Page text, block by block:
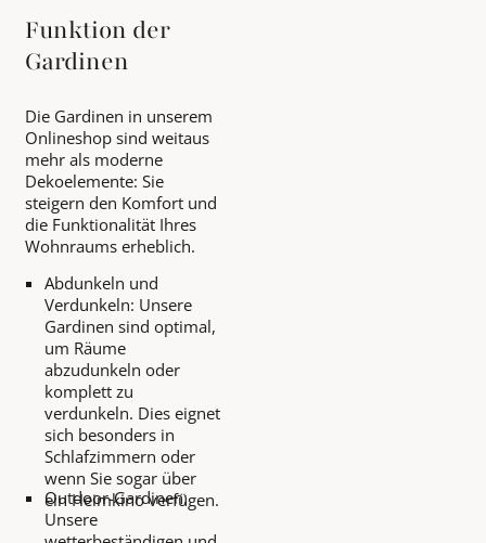
Funktion der
Gardinen
Die Gardinen in unserem
Onlineshop sind weitaus
mehr als moderne
Dekoelemente: Sie
steigern den Komfort und
die Funktionalität Ihres
Wohnraums erheblich.
Abdunkeln und
Verdunkeln: Unsere
Gardinen sind optimal,
um Räume
abzudunkeln oder
komplett zu
verdunkeln. Dies eignet
sich besonders in
Schlafzimmern oder
wenn Sie sogar über
ein Heimkino verfügen.
Outdoor-Gardinen:
Unsere